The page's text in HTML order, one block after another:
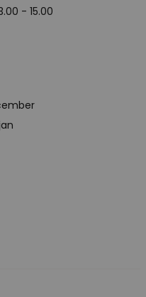
- 15.00